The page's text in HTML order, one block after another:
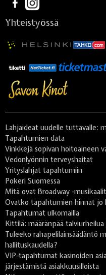
Yhteistyössä
Lahjaideat uudelle tuttavalle:
Tapahtumien data
Vinkkejä sopivan hoitoaineen
Vedonlyönnin terveyshaitat
Yrityslahjat tapahtumiin
Pokeri Suomessa
Mitä ovat Broadway -
Ovatko tapahtumien hinnat jo
Tapahtumat ulkomailla
Kittilä: määränpää
Tuleeko rahapelilainsäädäntö
hallituskaudella?
VIP-tapahtumat kasinoiden
järjestämistä asiakkuusilloista